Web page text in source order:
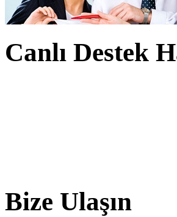
Canlı Destek
Bize Ulaşın